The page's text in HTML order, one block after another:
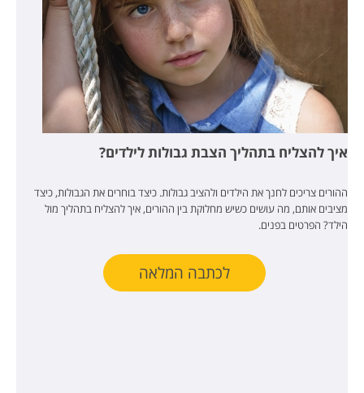
איך להצליח בתהליך הצבת גבולות לילדים?
ההורים צריכים לחנך את הילדים ולהציב גבולות. כיצד בוחרים את הגבולות, כיצד
מציבים אותם, מה עושים כשיש מחלוקת בין ההורים, איך להצליח בתהליך מול
הילד? הפרטים בפנים.
לכתבה המלאה